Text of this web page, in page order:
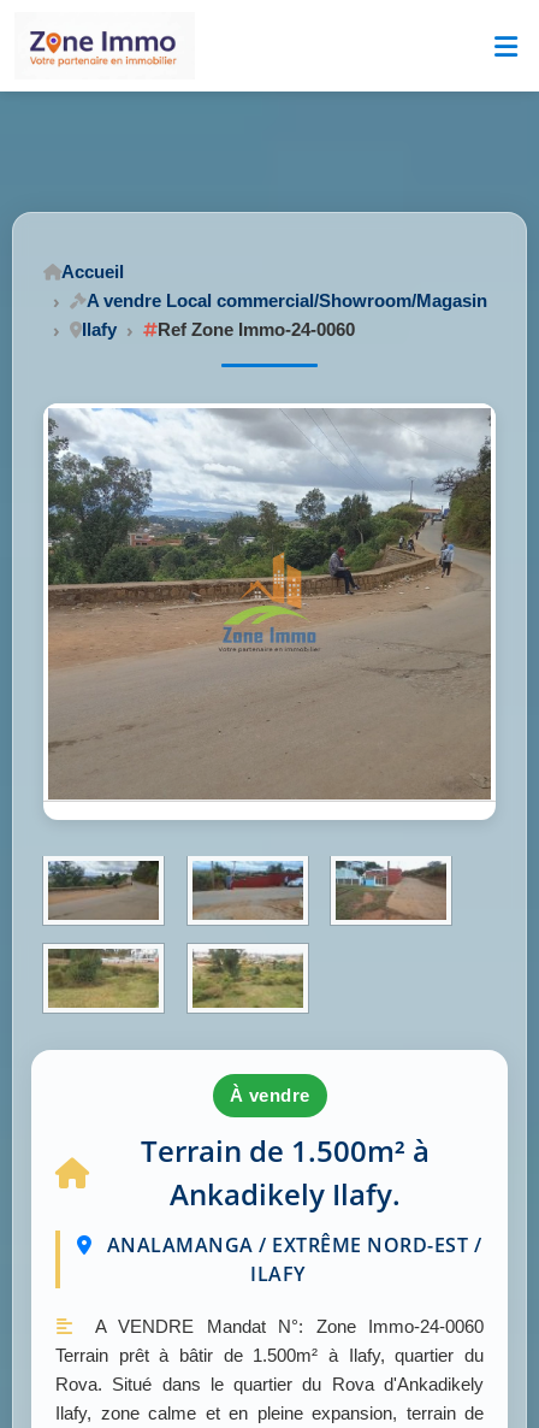
Accueil
A vendre Local commercial/Showroom/Magasin
Ilafy
Ref Zone Immo-24-0060
à vendre
Terrain de 1.500m² à
Ankadikely Ilafy.
ANALAMANGA / EXTRÊME NORD-EST /
ILAFY
A VENDRE Mandat N°: Zone Immo-24-0060
Terrain prêt à bâtir de 1.500m² à Ilafy, quartier du
Rova. Situé dans le quartier du Rova d'Ankadikely
Ilafy, zone calme et en pleine expansion, terrain de